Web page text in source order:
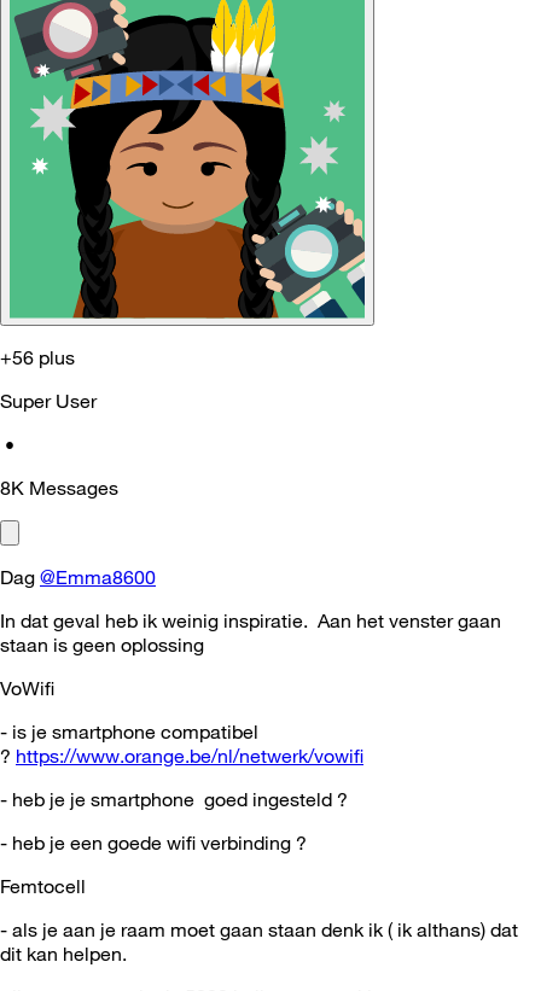
+56 plus
Super User
•
8K Messages
Dag @Emma8600
In dat geval heb ik weinig inspiratie. Aan het venster gaan
staan is geen oplossing
VoWifi
- is je smartphone compatibel
? https://www.orange.be/nl/netwerk/vowifi
- heb je je smartphone goed ingesteld ?
- heb je een goede wifi verbinding ?
Femtocell
- als je aan je raam moet gaan staan denk ik ( ik althans) dat
dit kan helpen.